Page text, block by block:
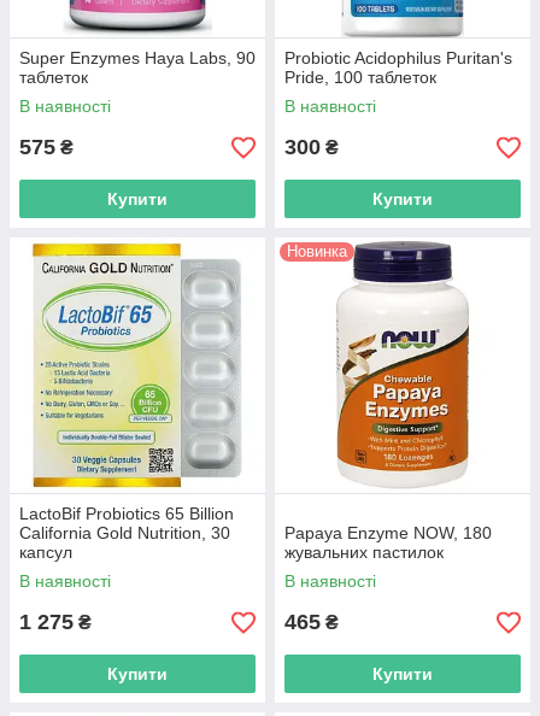
Super Enzymes Haya Labs, 90
таблеток
В наявності
575 ₴
Купити
Probiotic Acidophilus Puritan's
Pride, 100 таблеток
В наявності
300 ₴
Купити
LactoBif Probiotics 65 Billion
California Gold Nutrition, 30
капсул
В наявності
1 275 ₴
Купити
Новинка
Papaya Enzyme NOW, 180
жувальних пастилок
В наявності
465 ₴
Купити